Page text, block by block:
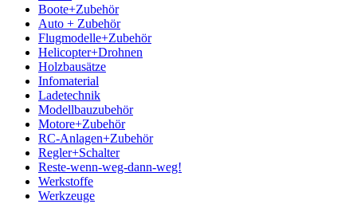
Boote+Zubehör
Auto + Zubehör
Flugmodelle+Zubehör
Helicopter+Drohnen
Holzbausätze
Infomaterial
Ladetechnik
Modellbauzubehör
Motore+Zubehör
RC-Anlagen+Zubehör
Regler+Schalter
Reste-wenn-weg-dann-weg!
Werkstoffe
Werkzeuge